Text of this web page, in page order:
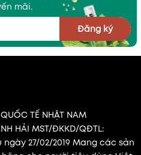
mãi.
Đăng ký
TẾ NHẬT NAM
HẢI MST/ĐKKD/QĐTL:
27/02/2019 Mang các sản